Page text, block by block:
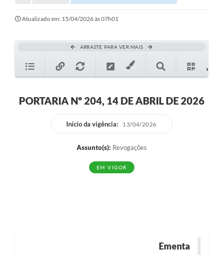
Atualizado em: 15/04/2026 às 07h01
ARRASTE PARA VER MAIS
PORTARIA Nº 204, 14 DE ABRIL DE 2026
Início da vigência: 13/04/2026
Assunto(s): Revogações
EM VIGOR
Ementa